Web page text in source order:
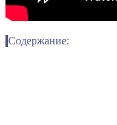
Содержание: